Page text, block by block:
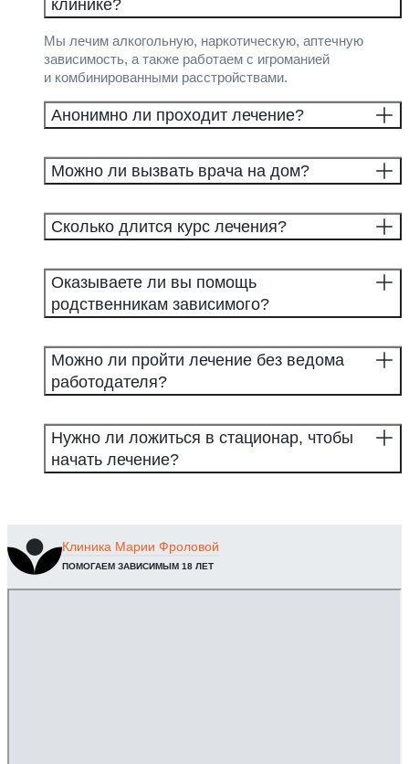
клинике?
Мы лечим алкогольную, наркотическую, аптечную
зависимость, а также работаем с игроманией
и комбинированными расстройствами.
Анонимно ли проходит лечение?
Можно ли вызвать врача на дом?
Сколько длится курс лечения?
Оказываете ли вы помощь
родственникам зависимого?
Можно ли пройти лечение без ведома
работодателя?
Нужно ли ложиться в стационар, чтобы
начать лечение?
Клиника Марии Фроловой
ПОМОГАЕМ ЗАВИСИМЫМ 18 ЛЕТ